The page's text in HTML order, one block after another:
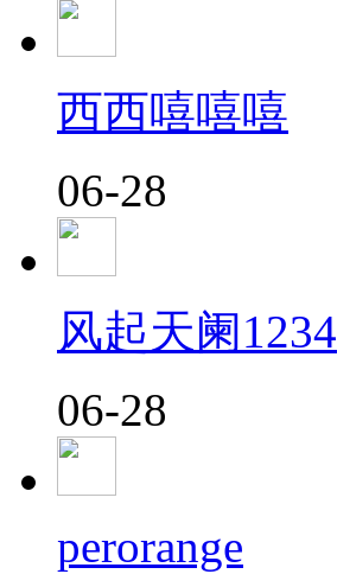
西西嘻嘻嘻
06-28
风起天阑1234
06-28
perorange